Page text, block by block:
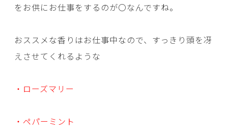
をお供にお仕事をするのが〇なんですね。
おススメな香りはお仕事中なので、すっきり頭を冴
えさせてくれるような
・ローズマリー
・ペパーミント